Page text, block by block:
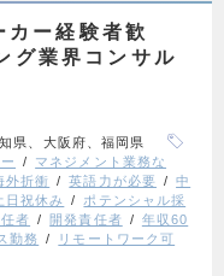
カー経験者歓
グ業界コンサル
県、大阪府、福岡県
マネジメント業務な
外折衝 英語力が必要
中
日祝休み
ポテンシャル採
者 開発責任者
年収60
勤務
リモートワーク可